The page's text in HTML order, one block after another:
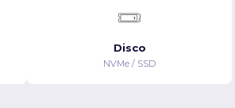
Disco
NVMe / SSD